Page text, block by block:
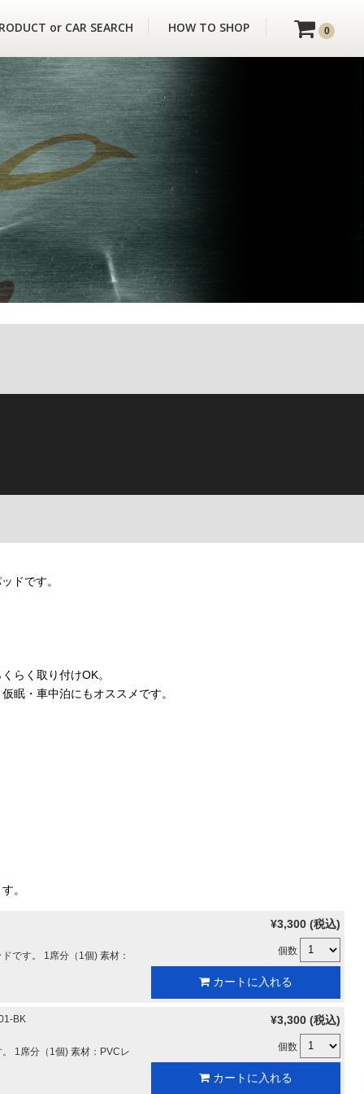
0
or CAR SEARCH HOW TO SHOP
ドです。
らく取り付けOK。
眠・車中泊にもオススメです。
。
です。 1席分（1個) 素材：
¥3,300 (税込)
個数
カートに入れる
BK
1席分（1個) 素材：PVCレ
¥3,300 (税込)
個数
カートに入れる